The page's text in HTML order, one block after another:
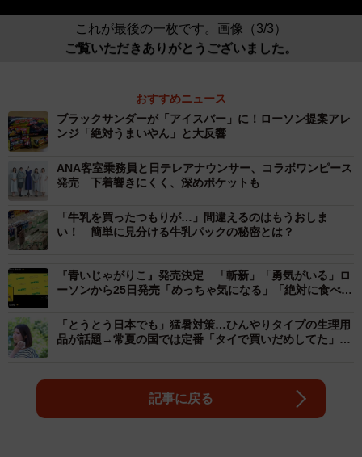
これが最後の一枚です。画像（3/3）
ご覧いただきありがとうございました。
おすすめニュース
ブラックサンダーが「アイスバー」に！ローソン提案アレ
ンジ「絶対うまいやん」と大反響
ANA客室乗務員と日テレアナウンサー、コラボワンピース
発売 下着響きにくく、深めポケットも
「牛乳を買ったつもりが…」間違えるのはもうおしま
い！ 簡単に見分ける牛乳パックの秘密とは？
『青いじゃがりこ』発売決定 「斬新」「勇気がいる」ロ
ーソンから25日発売「めっちゃ気になる」「絶対に食べた
「とうとう日本でも」猛暑対策…ひんやりタイプの生理用
品が話題→常夏の国では定番「タイで買いだめしてた」
記事に戻る